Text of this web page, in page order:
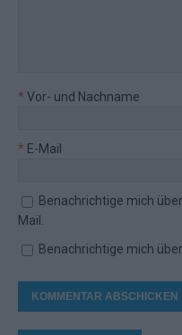
* Vor- und Nachname
* E-Mail
Benachrichtige mich
Mail.
Benachrichtige mich